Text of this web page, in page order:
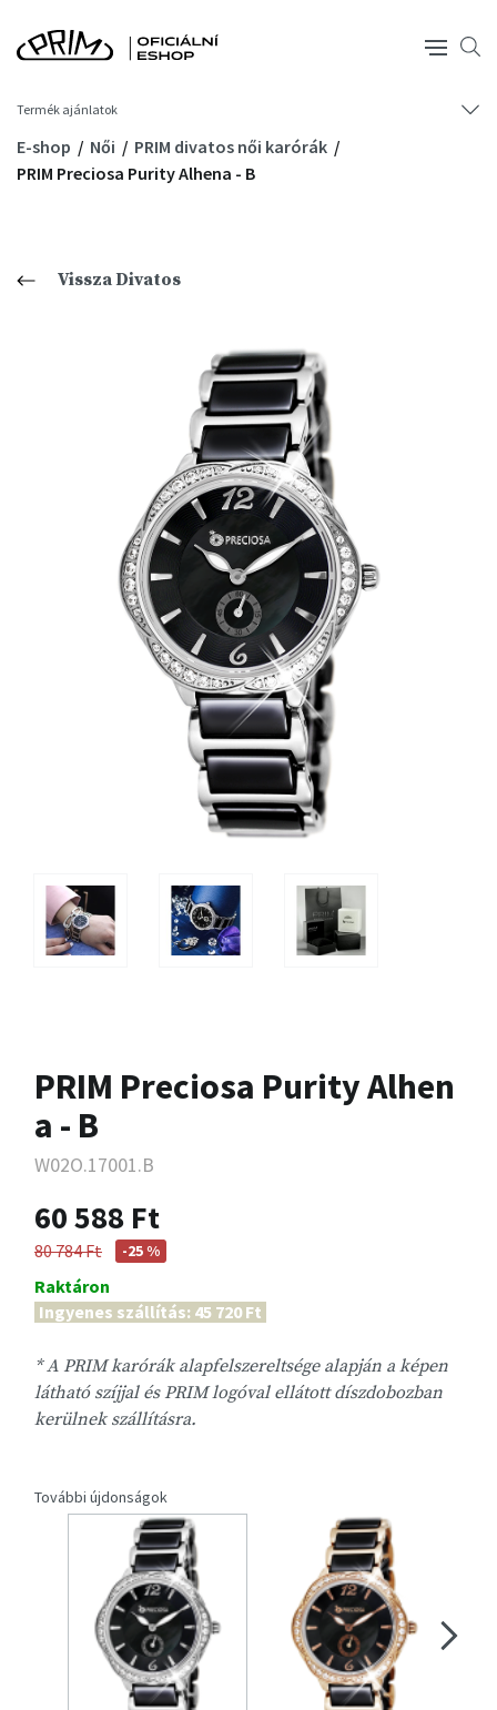
Termék ajánlatok
E-shop Női
PRIM divatos női karórák
PRIM Preciosa Purity Alhena - B
Vissza Divatos
PRIM Preciosa Purity Alhen
a - B
W02O.17001.B
60 588 Ft
80 784 Ft -25 %
Raktáron
Ingyenes szállítás: 45 720 Ft
* A PRIM karórák alapfelszereltsége alapján a képen
látható szíjjal és PRIM logóval ellátott díszdobozban
kerülnek szállításra.
További újdonságok